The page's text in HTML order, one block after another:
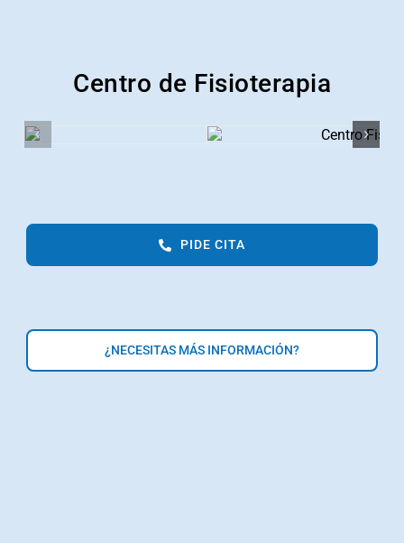
Centro de Fisioterapia
PIDE CITA
¿NECESITAS MÁS INFORMACIÓN?